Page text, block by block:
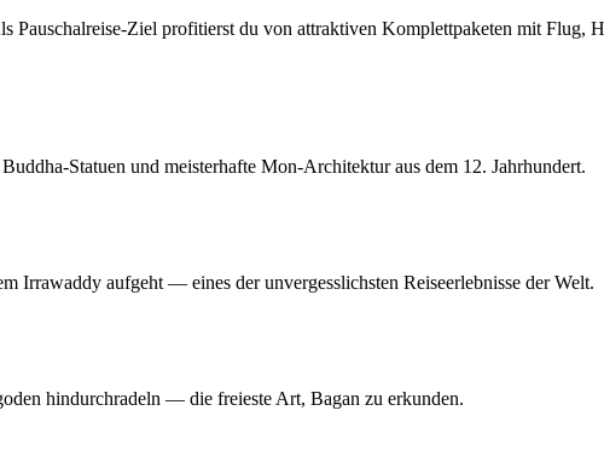
Pauschalreise-Ziel profitierst du von attraktiven Komplettpaketen mit Flug,
Statuen und meisterhafte Mon-Architektur aus dem 12. Jahrhundert.
Irrawaddy aufgeht — eines der unvergesslichsten Reiseerlebnisse der Welt.
hindurchradeln — die freieste Art, Bagan zu erkunden.